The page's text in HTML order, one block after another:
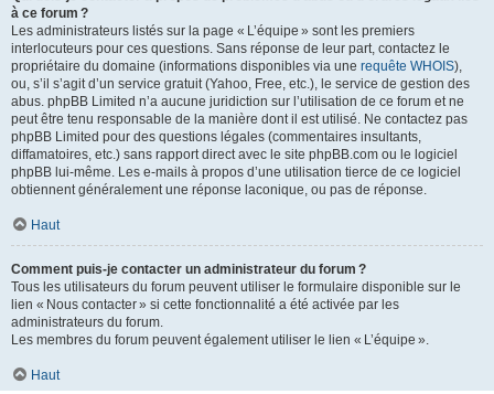
à ce forum ?
Les administrateurs listés sur la page « L’équipe » sont les premiers
interlocuteurs pour ces questions. Sans réponse de leur part, contactez le
propriétaire du domaine (informations disponibles via une requête WHOIS),
ou, s’il s’agit d’un service gratuit (Yahoo, Free, etc.), le service de gestion des
abus. phpBB Limited n’a aucune juridiction sur l’utilisation de ce forum et ne
peut être tenu responsable de la manière dont il est utilisé. Ne contactez pas
phpBB Limited pour des questions légales (commentaires insultants,
diffamatoires, etc.) sans rapport direct avec le site phpBB.com ou le logiciel
phpBB lui-même. Les e-mails à propos d’une utilisation tierce de ce logiciel
obtiennent généralement une réponse laconique, ou pas de réponse.
Haut
Comment puis-je contacter un administrateur du forum ?
Tous les utilisateurs du forum peuvent utiliser le formulaire disponible sur le
lien « Nous contacter » si cette fonctionnalité a été activée par les
administrateurs du forum.
Les membres du forum peuvent également utiliser le lien « L’équipe ».
Haut